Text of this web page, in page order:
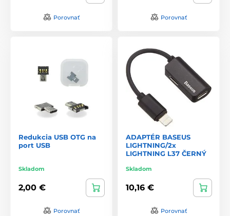
Porovnať Porovnať
Redukcia USB OTG na
port USB
Skladom
2,00 €
Porovnať
ADAPTÉR BASEUS
LIGHTNING/2x
LIGHTNING L37 ČERNÝ
Skladom
10,16 €
Porovnať